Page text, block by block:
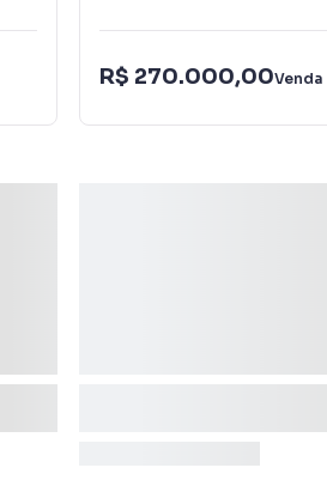
R$ 270.000,00Venda